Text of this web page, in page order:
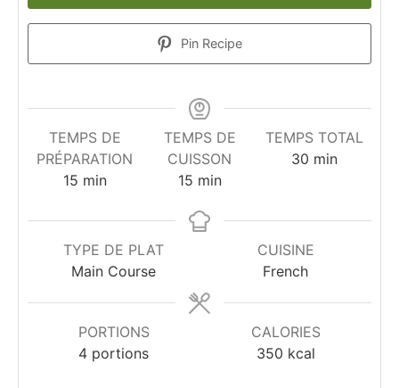
Pin Recipe
TEMPS DE
PRÉPARATION
15minutes
min
TEMPS DE
CUISSON
15minutes
min
TEMPS TOTAL
30minutes
min
TYPE DE PLAT
Main Course
CUISINE
French
PORTIONS
4 portions
CALORIES
350 kcal